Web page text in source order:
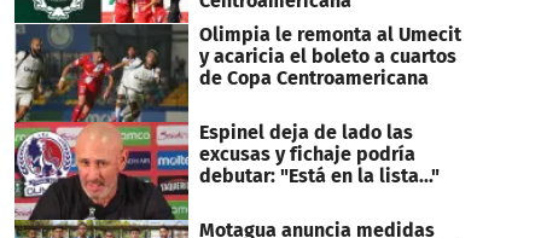
Olimpia le remonta al Umecit
y acaricia el boleto a cuartos
de Copa Centroamericana
Espinel deja de lado las
excusas y fichaje podría
debutar: "Está en la lista..."
Motagua anuncia medidas